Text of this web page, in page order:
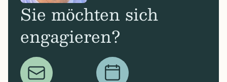
Sie möchten sich
engagieren?